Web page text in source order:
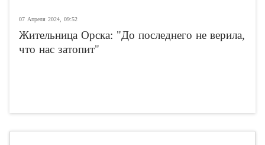
07 Апреля 2024, 09:52
Жительница Орска: "До последнего не верила,
что нас затопит"